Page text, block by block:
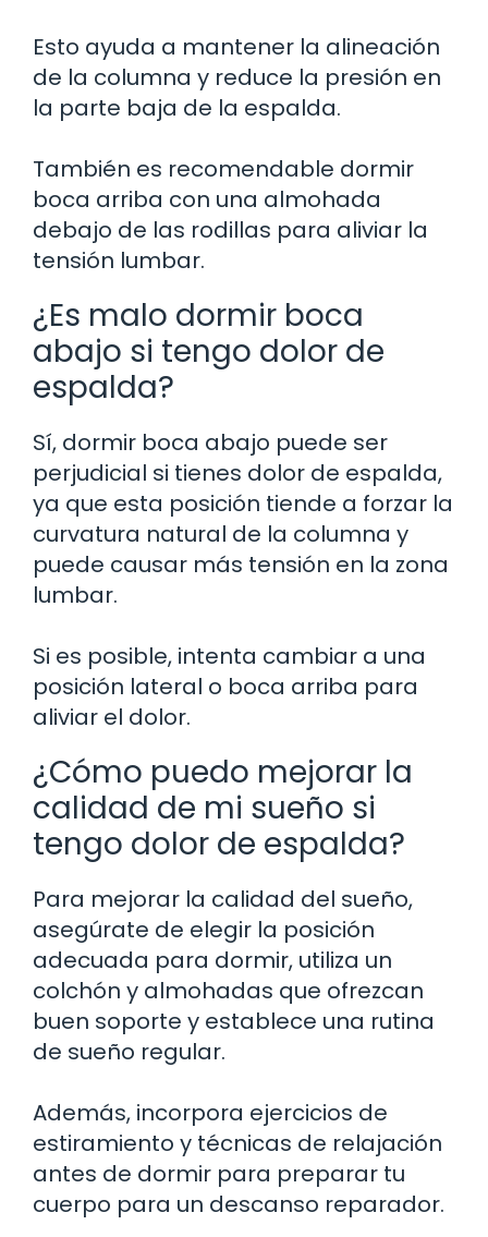
Esto ayuda a mantener la alineación
de la columna y reduce la presión en
la parte baja de la espalda.
También es recomendable dormir
boca arriba con una almohada
debajo de las rodillas para aliviar la
tensión lumbar.
¿Es malo dormir boca
abajo si tengo dolor de
espalda?
Sí, dormir boca abajo puede ser
perjudicial si tienes dolor de espalda,
ya que esta posición tiende a forzar la
curvatura natural de la columna y
puede causar más tensión en la zona
lumbar.
Si es posible, intenta cambiar a una
posición lateral o boca arriba para
aliviar el dolor.
¿Cómo puedo mejorar la
calidad de mi sueño si
tengo dolor de espalda?
Para mejorar la calidad del sueño,
asegúrate de elegir la posición
adecuada para dormir, utiliza un
colchón y almohadas que ofrezcan
buen soporte y establece una rutina
de sueño regular.
Además, incorpora ejercicios de
estiramiento y técnicas de relajación
antes de dormir para preparar tu
cuerpo para un descanso reparador.